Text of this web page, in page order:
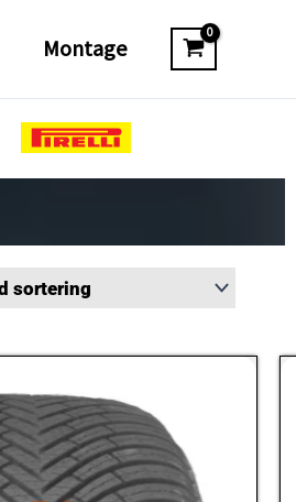
Montage